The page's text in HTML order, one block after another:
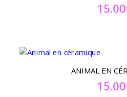
15.00
ANIMAL EN
15.00